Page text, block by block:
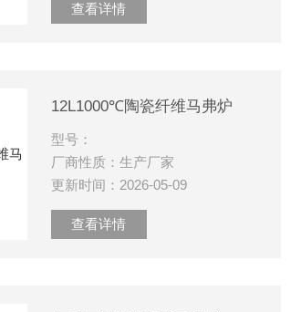
查看详情
12L1000℃陶瓷纤维马弗炉
型号：
厂商性质：生产厂家
更新时间：2026-05-09
查看详情